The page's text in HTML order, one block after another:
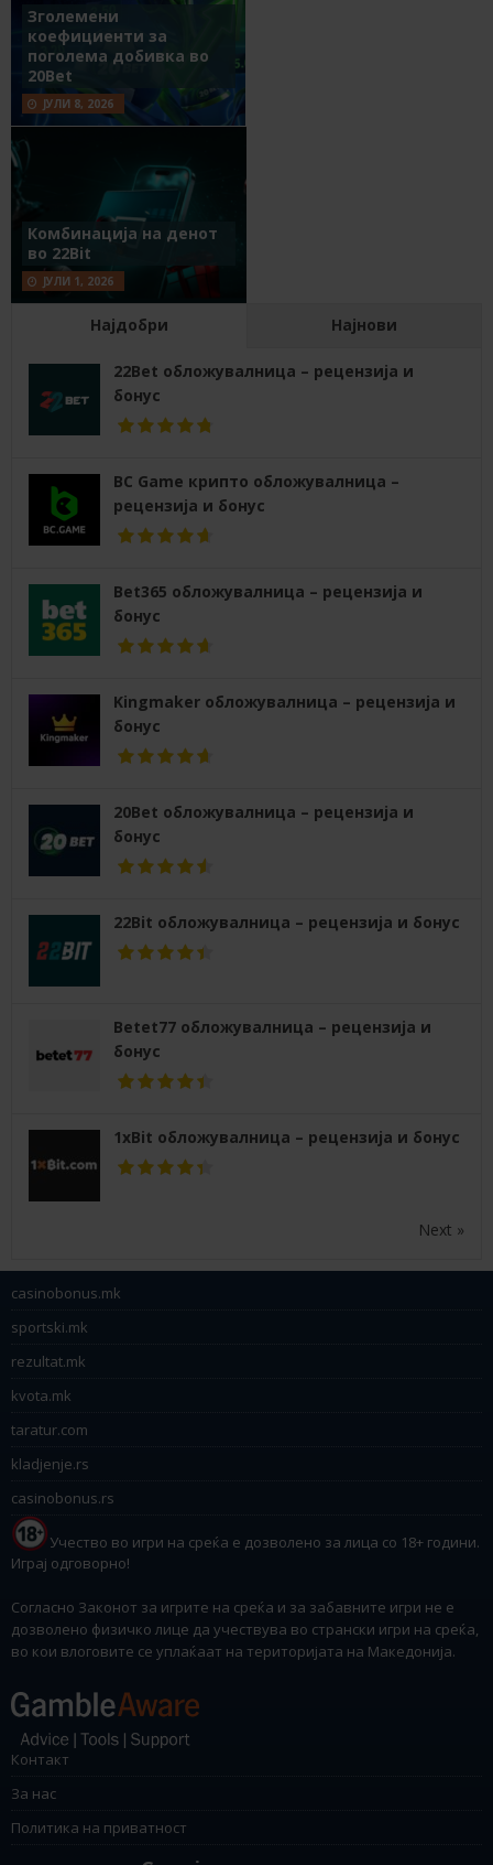
Зголемени
коефициенти за
поголема добивка во
20Bet
ЈУЛИ 8, 2026
Комбинација на денот
во 22Bit
ЈУЛИ 1, 2026
Најдобри Најнови
22Bet обложувалница – рецензија и
бонус
BC Game крипто обложувалница –
рецензија и бонус
Bet365 обложувалница – рецензија и
бонус
Kingmaker обложувалница – рецензија и
бонус
20Bet обложувалница – рецензија и
бонус
22Bit обложувалница – рецензија и бонус
Betet77 обложувалница – рецензија и
бонус
1xBit обложувалница – рецензија и бонус
Next »
casinobonus.mk
sportski.mk
rezultat.mk
kvota.mk
taratur.com
kladjenje.rs
casinobonus.rs
Учество во игри на среќа е дозволено за лица со 18+ години.
Играј одговорно!
Согласно Законот за игрите на среќа и за забавните игри не е
дозволено физичко лице да учествува во странски игри на среќа,
во кои влоговите се уплаќаат на територијата на Македонија.
Контакт
За нас
Политика на приватност